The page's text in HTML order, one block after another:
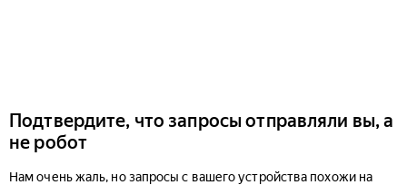
Подтвердите, что запросы отправляли вы, а
не робот
Нам очень жаль, но запросы с вашего устройства похожи на